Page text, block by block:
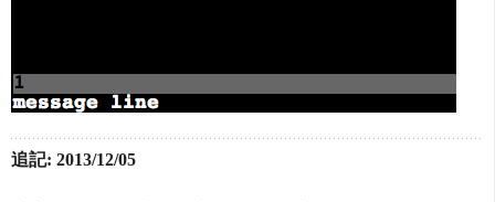
追記: 2013/12/05